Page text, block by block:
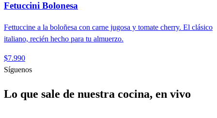
Fetuccini Bolonesa
Fettuccine a la boloñesa con carne jugosa y tomate cherry. El clásico
italiano, recién hecho para tu almuerzo.
$7.990
Síguenos
Lo que sale de nuestra cocina, en vivo